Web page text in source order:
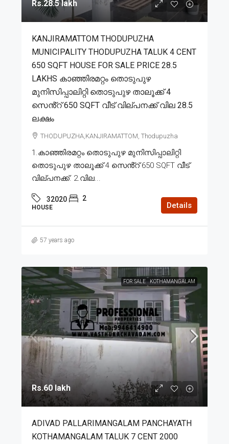
Rs.28.5 lakh
KANJIRAMATTOM THODUPUZHA
MUNICIPALITY THODUPUZHA TALUK 4 CENT
650 SQFT HOUSE FOR SALE PRICE 28.5
LAKHS കാഞ്ഞിരമറ്റം തൊടുപുഴ
മുനിസിപ്പാലിറ്റി തൊടുപുഴ താലൂക്ക് 4
സെൻ്റ് 650 SQFT വീട് വില്പനക്ക് വില 28.5
ലക്ഷം
THODUPUZHA,KANJIRAMATTOM, Thodupuzha
1.കാഞ്ഞിരമറ്റം തൊടുപുഴ മുനിസിപ്പാലിറ്റി
തൊടുപുഴ താലൂക്ക് 4 സെൻ്റ് 650 SQFT വീട്
വില്പനക്ക്. 2.വില...
32020 2
HOUSE Details
57 years ago
FOR SALE KOTHAMANGALAM
Rs.60 lakh
ADIVAD PALLARIMANGALAM PANCHAYATH
KOTHAMANGALAM TALUK 7 CENT 2000